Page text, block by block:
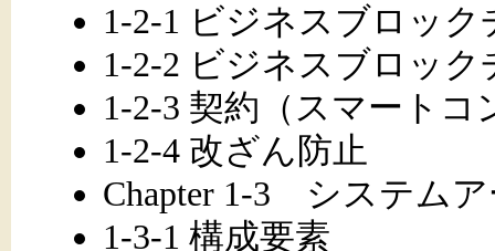
1-2-1 ビジネスブロッ
1-2-2 ビジネスブロッ
1-2-3 契約（スマートコ
1-2-4 改ざん防止
Chapter 1-3 システム
1-3-1 構成要素